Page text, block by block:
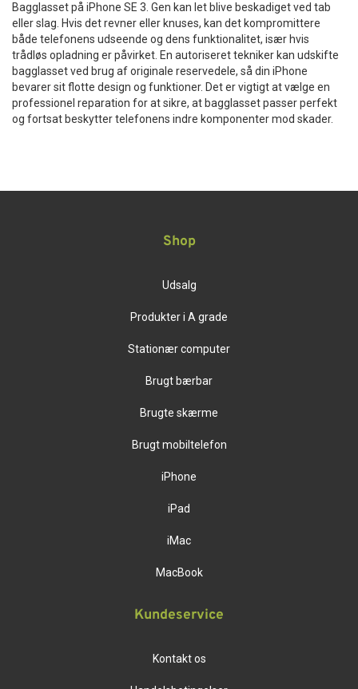
Bagglasset på iPhone SE 3. Gen kan let blive beskadiget ved tab
eller slag. Hvis det revner eller knuses, kan det kompromittere
både telefonens udseende og dens funktionalitet, især hvis
trådløs opladning er påvirket. En autoriseret tekniker kan udskifte
bagglasset ved brug af originale reservedele, så din iPhone
bevarer sit flotte design og funktioner. Det er vigtigt at vælge en
professionel reparation for at sikre, at bagglasset passer perfekt
og fortsat beskytter telefonens indre komponenter mod skader.
Shop
Udsalg
Produkter i A grade
Stationær computer
Brugt bærbar
Brugte skærme
Brugt mobiltelefon
iPhone
iPad
iMac
MacBook
Kundeservice
Kontakt os